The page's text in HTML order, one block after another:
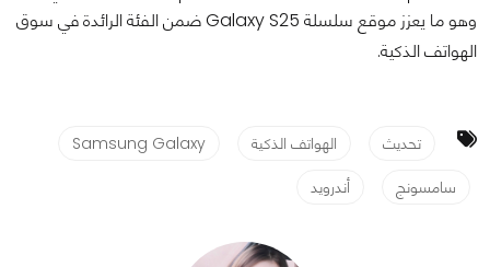
وهو ما يعزز موقع سلسلة Galaxy S25 ضمن الفئة الرائدة في سوق
الهواتف الذكية.
تحديث الهواتف الذكية
Samsung Galaxy
سامسونج
أندرويد